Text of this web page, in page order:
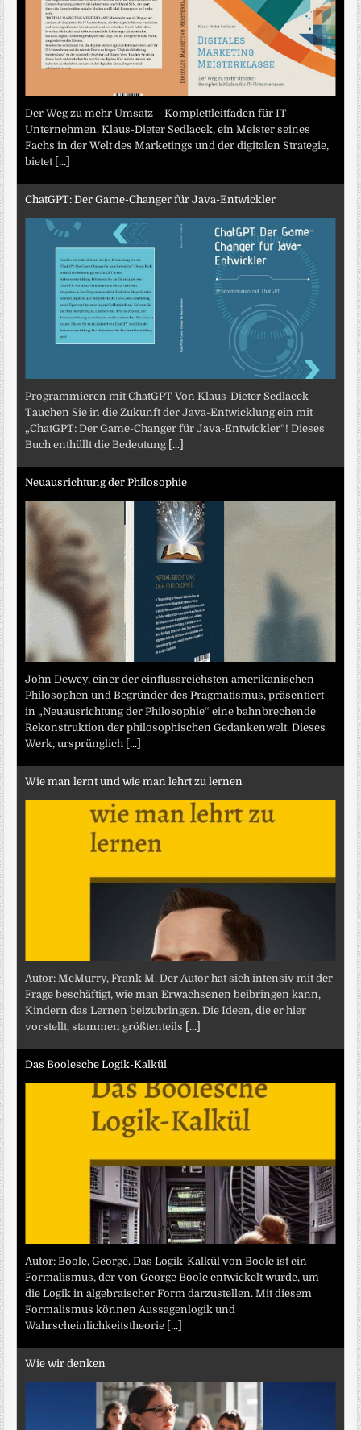
Der Weg zu mehr Umsatz – Komplettleitfaden für IT-
Unternehmen. Klaus-Dieter Sedlacek, ein Meister seines
Fachs in der Welt des Marketings und der digitalen Strategie,
bietet [...]
ChatGPT: Der Game-Changer für Java-Entwickler
Programmieren mit ChatGPT Von Klaus-Dieter Sedlacek
Tauchen Sie in die Zukunft der Java-Entwicklung ein mit
„ChatGPT: Der Game-Changer für Java-Entwickler“! Dieses
Buch enthüllt die Bedeutung [...]
Neuausrichtung der Philosophie
John Dewey, einer der einflussreichsten amerikanischen
Philosophen und Begründer des Pragmatismus, präsentiert
in „Neuausrichtung der Philosophie“ eine bahnbrechende
Rekonstruktion der philosophischen Gedankenwelt. Dieses
Werk, ursprünglich [...]
Wie man lernt und wie man lehrt zu lernen
Autor: McMurry, Frank M. Der Autor hat sich intensiv mit der
Frage beschäftigt, wie man Erwachsenen beibringen kann,
Kindern das Lernen beizubringen. Die Ideen, die er hier
vorstellt, stammen größtenteils [...]
Das Boolesche Logik-Kalkül
Autor: Boole, George. Das Logik-Kalkül von Boole ist ein
Formalismus, der von George Boole entwickelt wurde, um
die Logik in algebraischer Form darzustellen. Mit diesem
Formalismus können Aussagenlogik und
Wahrscheinlichkeitstheorie [...]
Wie wir denken